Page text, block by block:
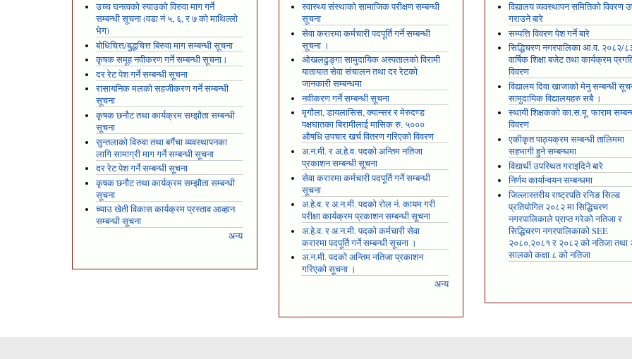
उच्च घनत्वको स्याउको विरुवा माग गर्ने
सम्बन्धी सूचना (वडा नं ५, ६, र ७ को माथिल्लो
भेग)
बोधिचित्त/बुद्धचित्त बिरुवा माग सम्बन्धी सूचना
कृषक समूह नवीकरण गर्ने सम्बन्धी सूचना।
दर रेट पेश गर्ने सम्बन्धी सूचना
रासायनिक मलको सहजीकरण गर्ने सम्बन्धी
सूचना
कृषक छनौट तथा कार्यक्रम सम्झौता सम्बन्धी
सूचना
सुन्तलाको विरुवा तथा बगैंचा व्यवस्थापनका
लागि सामाग्री माग गर्ने सम्बन्धी सूचना
दर रेट पेश गर्ने सम्बन्धी सूचना
कृषक छनौट तथा कार्यक्रम सम्झौता सम्बन्धी
सूचना
च्याउ खेती विकास कार्यक्रम प्रस्ताव आव्हान
सम्बन्धी सूचना
अन्य
स्वास्थ्य संस्थाको सामाजिक परीक्षण सम्बन्धी
सूचना
सेवा करारमा कर्मचारी पदपूर्ति गर्ने सम्बन्धी
सूचना ।
ओखलढुङ्गा सामुदायिक अस्पतालको विरामी
यातायात सेवा संचालन तथा दर रेटको
जानकारी सम्बन्धमा
नवीकरण गर्ने सम्बन्धी सूचना
मृगौला, डायलासिस, क्यान्सर र मेरुदण्ड
पक्षघातका बिरामीलाई मासिक रु. ५०००
औषधि उपचार खर्च वितरण गरिएको विवरण
अ.न.मी. र अ.हे.व. पदको अन्तिम नतिजा
प्रकाशन सम्बन्धी सूचना
सेवा करारमा कर्मचारी पदपूर्ति गर्ने सम्बन्धी
सूचना
अ.हे.व. र अ.न.मी. पदको रोल नं. कायम गरी
परीक्षा कार्यक्रम प्रकाशन सम्बन्धी सूचना
अ.हे.व. र अ.न.मी. पदको कर्मचारी सेवा
करारमा पदपूर्ति गर्ने सम्बन्धी सूचना ।
अ.न.मी. पदको अन्तिम नतिजा प्रकाशन
गरिएको सूचना ।
अन्य
विद्यालय व्यवस्थापन समितिको विवरण
गराउने बारे
सम्पत्ति विवरण पेश गर्ने बारे
सिद्धिचरण नगरपालिका आ.व. २०८२/
वार्षिक शिक्षा बजेट तथा कार्यक्रम
विवरण
विद्यालय दिवा खाजाको मेनु सम्बन्धी
सामुदायिक विद्यालयहरु सबै ।
स्थायी शिक्षकको का.स.मू. फाराम
विवरण
एकीकृत पाठ्यक्रम सम्बन्धी तालिममा
सहभागी हुने सम्बन्धमा
विद्यार्थी उपस्थित गराइदिने बारे
निर्णय कार्यान्वयन सम्बन्धमा
जिल्लास्तरीय राष्ट्रपति रनिङ सिल्ड
प्रतियोगित २०८२ मा सिद्धिचरण
नगरपालिकाले प्राप्त गरेकाे नतिजा र
सिद्धिचरण नगरपालिकाको SEE
२०८०,२०८१ र २०८२ को नतिजा तथा
सालको कक्षा ८ को नतिजा